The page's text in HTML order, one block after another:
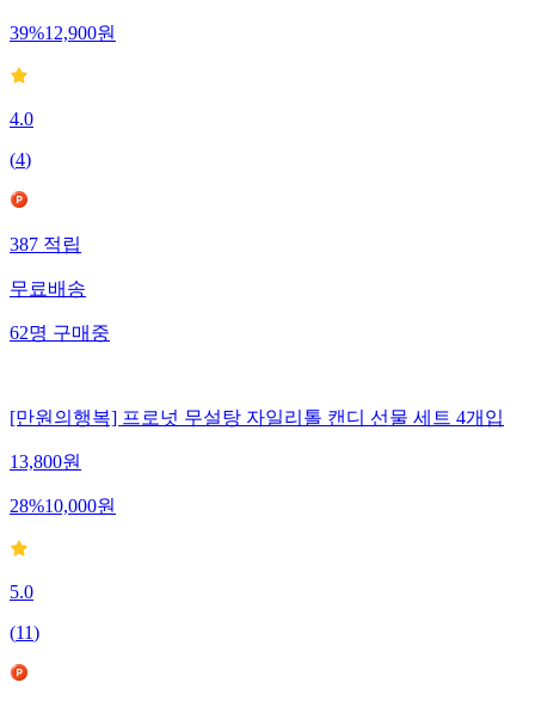
39%12,900원
4.0
(4)
387적립
무료배송
62명구매중
[만원의행복] 프로넛 무설탕 자일리톨 캔디 선물 세트 4개입
13,800원
28%10,000원
5.0
(11)